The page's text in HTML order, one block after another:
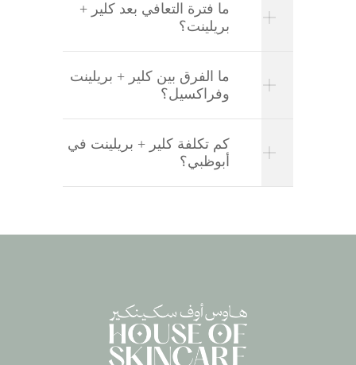
ما فترة التعافي بعد كلير +
بريلينت؟
ما الفرق بين كلير + بريلينت
وفراكسيل؟
كم تكلفة كلير + بريلينت في
أبوظبي؟